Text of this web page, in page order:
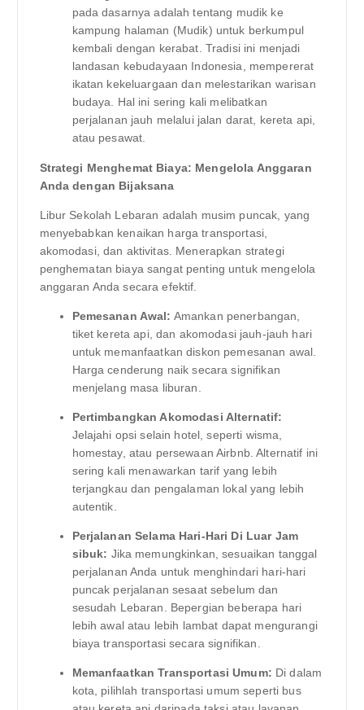
pada dasarnya adalah tentang mudik ke
kampung halaman (Mudik) untuk berkumpul
kembali dengan kerabat. Tradisi ini menjadi
landasan kebudayaan Indonesia, mempererat
ikatan kekeluargaan dan melestarikan warisan
budaya. Hal ini sering kali melibatkan
perjalanan jauh melalui jalan darat, kereta api,
atau pesawat.
Strategi Menghemat Biaya: Mengelola Anggaran
Anda dengan Bijaksana
Libur Sekolah Lebaran adalah musim puncak, yang
menyebabkan kenaikan harga transportasi,
akomodasi, dan aktivitas. Menerapkan strategi
penghematan biaya sangat penting untuk mengelola
anggaran Anda secara efektif.
Pemesanan Awal: Amankan penerbangan,
tiket kereta api, dan akomodasi jauh-jauh hari
untuk memanfaatkan diskon pemesanan awal.
Harga cenderung naik secara signifikan
menjelang masa liburan.
Pertimbangkan Akomodasi Alternatif:
Jelajahi opsi selain hotel, seperti wisma,
homestay, atau persewaan Airbnb. Alternatif ini
sering kali menawarkan tarif yang lebih
terjangkau dan pengalaman lokal yang lebih
autentik.
Perjalanan Selama Hari-Hari Di Luar Jam
sibuk: Jika memungkinkan, sesuaikan tanggal
perjalanan Anda untuk menghindari hari-hari
puncak perjalanan sesaat sebelum dan
sesudah Lebaran. Bepergian beberapa hari
lebih awal atau lebih lambat dapat mengurangi
biaya transportasi secara signifikan.
Memanfaatkan Transportasi Umum: Di dalam
kota, pilihlah transportasi umum seperti bus